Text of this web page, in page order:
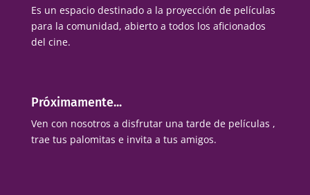
Es un espacio destinado a la proyección de películas
para la comunidad, abierto a todos los aficionados
del cine.
Próximamente...
Ven con nosotros a disfrutar una tarde de películas ,
trae tus palomitas e invita a tus amigos.